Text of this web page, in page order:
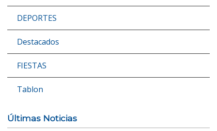
DEPORTES
Destacados
FIESTAS
Tablon
Últimas Noticias